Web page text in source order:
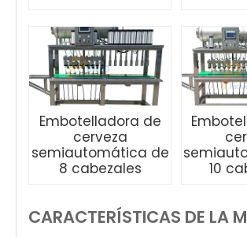
Embotelladora de
cerveza
semiautomática de
8 cabezales
10
CARACTERÍSTICAS DE LA